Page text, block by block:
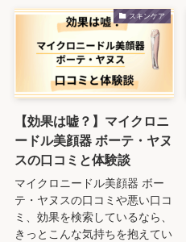
スキンケア
【効果は嘘？】マイクロニ
ードル美顔器 ボーテ・ヤヌ
スの口コミと体験談
マイクロニードル美顔器 ボー
テ・ヤヌスの口コミや悪い口コ
ミ、効果を検索しているなら、
きっとこんな気持ちを抱えてい